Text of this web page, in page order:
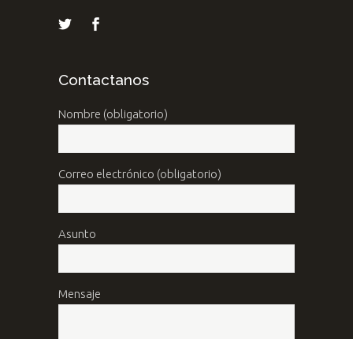
Contactanos
Nombre (obligatorio)
Correo electrónico (obligatorio)
Asunto
Mensaje